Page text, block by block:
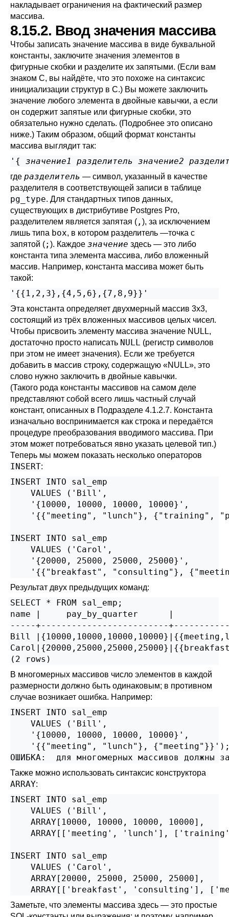
накладывает ограничения на фактический размер
массива.
8.15.2. Ввод значения массива
Чтобы записать значение массива в виде буквальной
константы, заключите значения элементов в
фигурные скобки и разделите их запятыми. (Если вам
знаком C, вы найдёте, что это похоже на синтаксис
инициализации структур в C.) Вы можете заключить
значение любого элемента в двойные кавычки, а если
он содержит запятые или фигурные скобки, это
обязательно нужно сделать. (Подробнее это описано
ниже.) Таким образом, общий формат константы
массива выглядит так:
'{ значение1 разделитель значение2
где разделитель — символ, указанный в качестве
разделителя в соответствующей записи в таблице
pg_type. Для стандартных типов данных,
существующих в дистрибутиве Postgres Pro,
разделителем является запятая ( , ), за исключением
лишь типа box, в котором разделитель —точка с
запятой (; ). Каждое значение здесь — это либо
константа типа элемента массива, либо вложенный
массив. Например, константа массива может быть
такой:
'{{1,2,3},{4,5,6},{7,8,9}}'
Эта константа определяет двухмерный массив 3x3,
состоящий из трёх вложенных массивов целых чисел.
Чтобы присвоить элементу массива значение NULL,
достаточно просто написать NULL (регистр символов
при этом не имеет значения). Если же требуется
добавить в массив строку, содержащую «NULL», это
слово нужно заключить в двойные кавычки.
(Такого рода константы массивов на самом деле
представляют собой всего лишь частный случай
констант, описанных в Подразделе 4.1.2.7. Константа
изначально воспринимается как строка и передаётся
процедуре преобразования вводимого массива. При
этом может потребоваться явно указать целевой тип.)
Теперь мы можем показать несколько операторов
INSERT:
INSERT INTO sal_emp
    VALUES ('Bill',
    '{10000, 10000, 10000, 10000}',
'{{"meeting", "lunch"}, {"training",
INSERT INTO sal_emp
    VALUES ('Carol',
    '{20000, 25000, 25000, 25000}',
'{{"breakfast", "consulting"},
Результат двух предыдущих команд:
SELECT * FROM sal_emp;
name |     pay_by_quarter      |
-----+-------------------------
Bill
(2 rows)
В многомерных массивов число элементов в каждой
размерности должно быть одинаковым; в противном
случае возникает ошибка. Например:
INSERT INTO sal_emp
    VALUES ('Bill',
    '{10000, 10000, 10000, 10000}',
'{{"meeting", "lunch"},
ОШИБКА:  для многомерных массивов должны
Также можно использовать синтаксис конструктора
ARRAY:
INSERT INTO sal_emp
    VALUES ('Bill',
    ARRAY[10000, 10000, 10000, 10000],
ARRAY[['meeting', 'lunch'],
INSERT INTO sal_emp
    VALUES ('Carol',
    ARRAY[20000, 25000, 25000, 25000],
ARRAY[['breakfast', 'consulting'],
Заметьте, что элементы массива здесь — это простые